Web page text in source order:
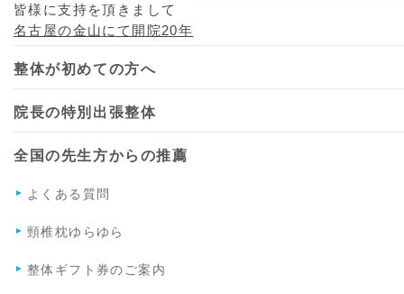
皆様に支持を頂きまして
名古屋の金山にて開院20年
整体が初めての方へ
院長の特別出張整体
全国の先生方からの推薦
よくある質問
頸椎枕ゆらゆら
整体ギフト券のご案内